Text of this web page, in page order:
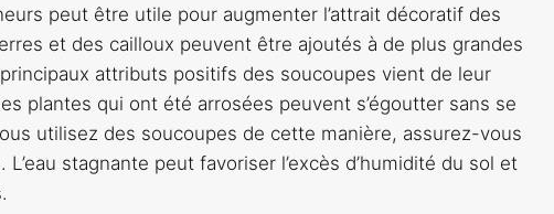
peut être utile pour augmenter l’attrait décoratif des
et des cailloux peuvent être ajoutés à de plus grandes
attributs positifs des soucoupes vient de leur
plantes qui ont été arrosées peuvent s’égoutter sans se
utilisez des soucoupes de cette manière, assurez-vous
stagnante peut favoriser l’excès d’humidité du sol et